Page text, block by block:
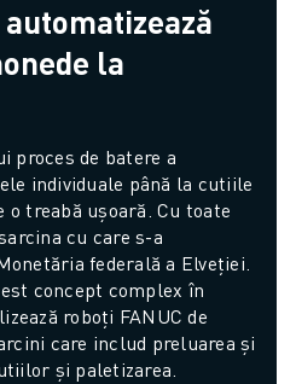
automatizează
la
proces de batere a
individuale până la cutiile
treabă ușoară. Cu toate
cu care s-a
federală a Elveției.
concept complex în
roboți FANUC de
care includ preluarea și
și paletizarea.